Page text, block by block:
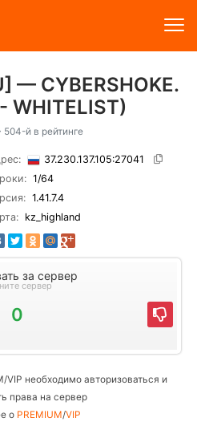
— CYBERSHOKE.
WHITELIST)
504-й в рейтинге
37.230.137.105:27041
1/64
1.41.7.4
kz_highland
за сервер
сервер
0
VIP необходимо авторизоваться и
права на сервер
о PREMIUM/VIP